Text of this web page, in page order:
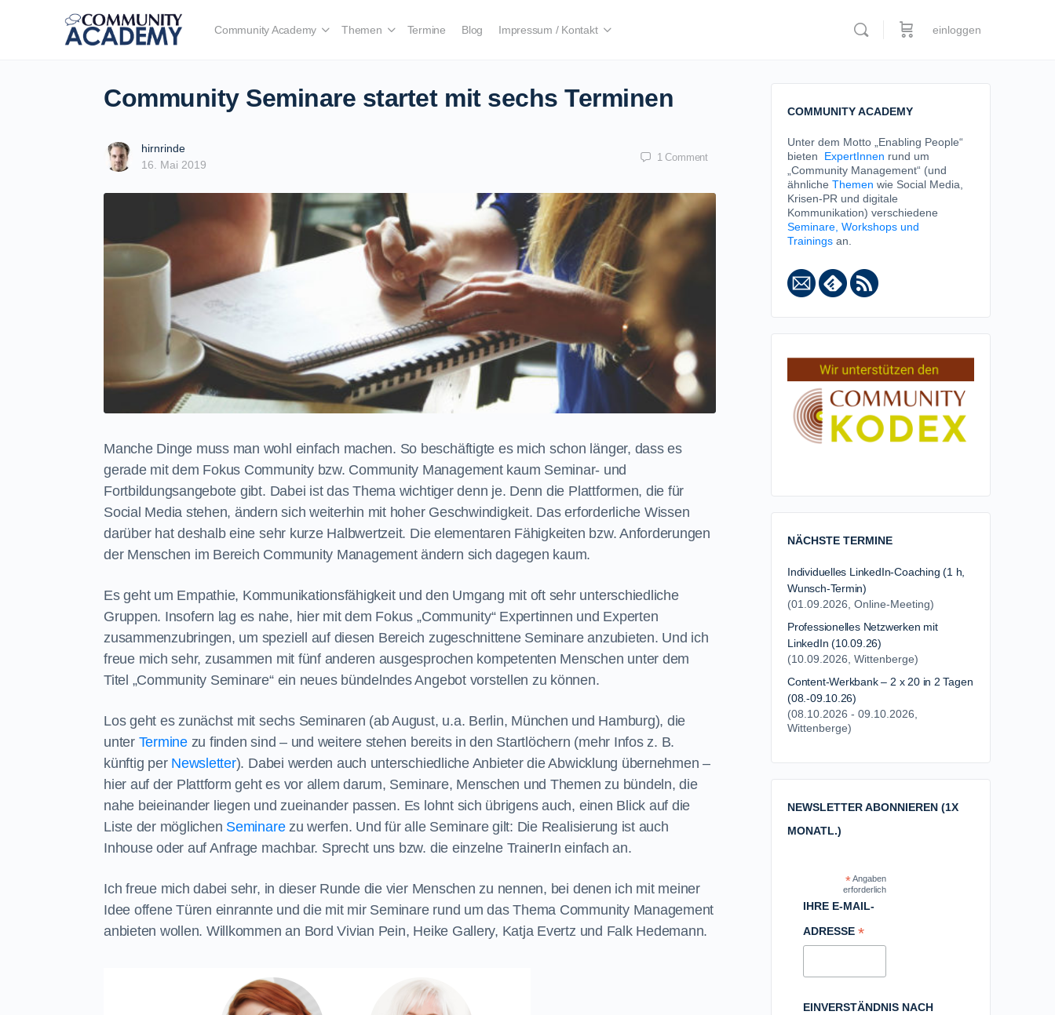
Community Academy Themen Termine Blog Impressum / Kontakt einloggen
Community Seminare startet mit sechs Terminen
hirnrinde
16. Mai 2019
1Comment
Manche Dinge muss man wohl einfach machen. So beschäftigte es mich schon länger, dass es
gerade mit dem Fokus Community bzw. Community Management kaum Seminar- und
Fortbildungsangebote gibt. Dabei ist das Thema wichtiger denn je. Denn die Plattformen, die für
Social Media stehen, ändern sich weiterhin mit hoher Geschwindigkeit. Das erforderliche Wissen
darüber hat deshalb eine sehr kurze Halbwertzeit. Die elementaren Fähigkeiten bzw. Anforderungen
der Menschen im Bereich Community Management ändern sich dagegen kaum.
Es geht um Empathie, Kommunikationsfähigkeit und den Umgang mit oft sehr unterschiedliche
Gruppen. Insofern lag es nahe, hier mit dem Fokus „Community“ Expertinnen und Experten
zusammenzubringen, um speziell auf diesen Bereich zugeschnittene Seminare anzubieten. Und ich
freue mich sehr, zusammen mit fünf anderen ausgesprochen kompetenten Menschen unter dem
Titel „Community Seminare“ ein neues bündelndes Angebot vorstellen zu können.
Los geht es zunächst mit sechs Seminaren (ab August, u.a. Berlin, München und Hamburg), die
unter Terminezu finden sind – und weitere stehen bereits in den Startlöchern (mehr Infos z. B.
künftig per Newsletter). Dabei werden auch unterschiedliche Anbieter die Abwicklung übernehmen –
hier auf der Plattform geht es vor allem darum, Seminare, Menschen und Themen zu bündeln, die
nahe beieinander liegen und zueinander passen. Es lohnt sich übrigens auch, einen Blick auf die
Liste der möglichen Seminarezu werfen. Und für alle Seminare gilt: Die Realisierung ist auch
Inhouse oder auf Anfrage machbar. Sprecht uns bzw. die einzelne TrainerIn einfach an.
Ich freue mich dabei sehr, in dieser Runde die vier Menschen zu nennen, bei denen ich mit meiner
Idee offene Türen einrannte und die mit mir Seminare rund um das Thema Community Management
anbieten wollen. Willkommen an Bord Vivian Pein, Heike Gallery, Katja Evertz und Falk Hedemann.
COMMUNITY ACADEMY
Unter dem Motto „Enabling People“
bieten ExpertInnen rund um
„Community Management“ (und
ähnliche Themen wie Social Media,
Krisen-PR und digitale
Kommunikation) verschiedene
Seminare, Workshops und
Trainings an.
NÄCHSTE TERMINE
Individuelles LinkedIn-Coaching (1 h,
Wunsch-Termin)
(01.09.2026, Online-Meeting)
Professionelles Netzwerken mit
LinkedIn (10.09.26)
(10.09.2026, Wittenberge)
Content-Werkbank – 2 x 20 in 2 Tagen
(08.-09.10.26)
(08.10.2026 - 09.10.2026,
Wittenberge)
NEWSLETTER ABONNIEREN (1X
MONATL.)
*Angaben
erforderlich
IHRE E-MAIL-
ADRESSE *
EINVERSTÄNDNIS NACH